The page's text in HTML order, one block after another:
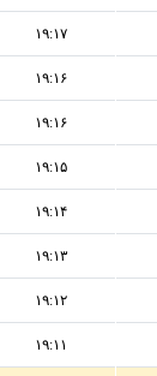
۱۹:۱۷
۱۹:۱۶
۱۹:۱۶
۱۹:۱۵
۱۹:۱۴
۱۹:۱۳
۱۹:۱۲
۱۹:۱۱